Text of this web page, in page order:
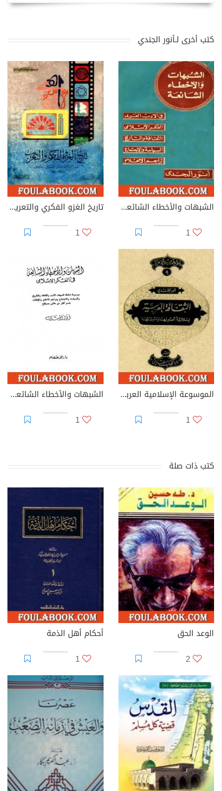
كتب أخرى لـأنور الجندي
الشبهات والأخطاء الشائعة في الأدب العربي والتراجم والفكر الإسلامي
1
تاريخ الغزو الفكري والتعريب خلال ما بين الحربين العالميتين 1920-1940
1
الموسوعة الإسلامية العربية - المجلد التاسع: الثقافة العربية إسلامية أصولها وانتمائها
1
الشبهات والأخطاء الشائعة في الفكر الإسلامي
1
كتب ذات صلة
الوعد الحق
2
أحكام أهل الذمة
1